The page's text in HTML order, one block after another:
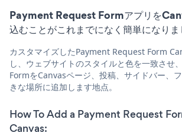
Payment Request Formアプリを
込むことがこれまでになく簡単になりま
カスタマイズしたPayment Request Form
し、ウェブサイトのスタイルと色を一致させ
FormをCanvasページ、投稿、サイドバー、
きな場所に追加します地点。
How To Add a Payment Request
Canvas: